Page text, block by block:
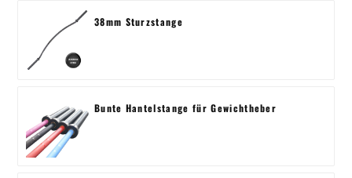
38mm Sturzstange
Bunte Hantelstange für Gewichtheber